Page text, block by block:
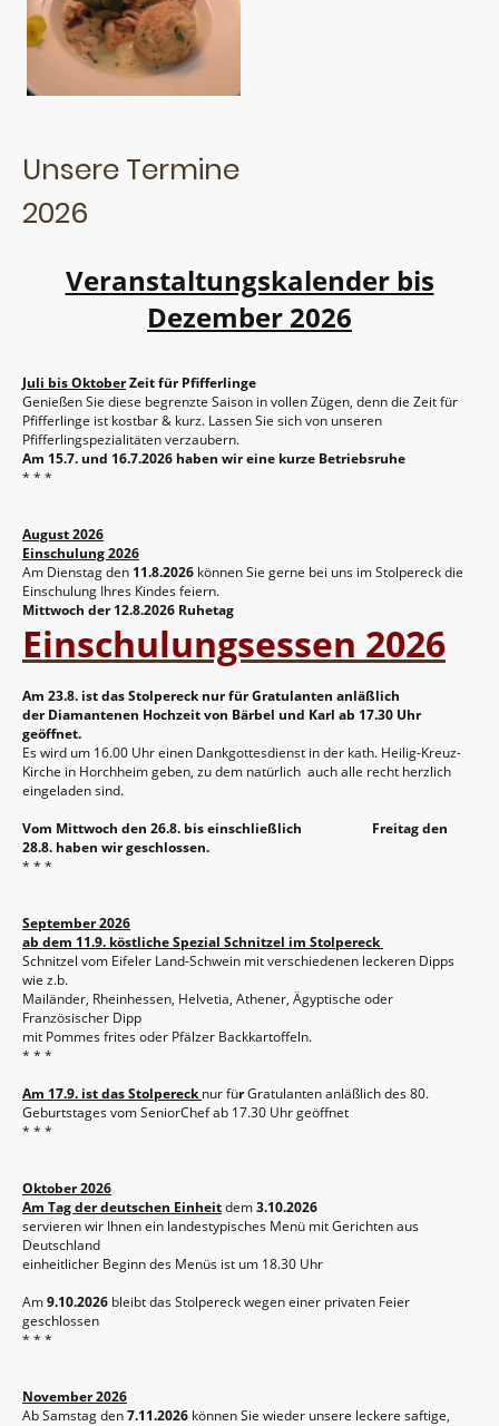
Unsere Termine
2026
Veranstaltungskalender bis
Dezember 2026
Juli bis OktoberZeit für Pfifferlinge
Genießen Sie diese begrenzte Saison in vollen Zügen, denn die Zeit für
Pfifferlinge ist kostbar & kurz. Lassen Sie sich von unseren
Pfifferlingspezialitäten verzaubern.
Am 15.7. und 16.7.2026 haben wir eine kurze Betriebsruhe
* * *
August 2026
Einschulung 2026
Am Dienstag den 11.8.2026 können Sie gerne bei uns im Stolpereck die
Einschulung Ihres Kindes feiern.
Mittwoch der 12.8.2026 Ruhetag
Einschulungsessen 2026
Am 23.8. ist das Stolpereck nur für Gratulanten anläßlich
der Diamantenen Hochzeit von Bärbel und Karl ab 17.30 Uhr
geöffnet.
Es wird um 16.00 Uhr einen Dankgottesdienst in der kath. Heilig-Kreuz-
Kirche in Horchheim geben, zu dem natürlich auch alle recht herzlich
eingeladen sind.
Vom Mittwoch den 26.8. bis einschließlich
Freitag den
28.8. haben wir geschlossen.
* * *
September 2026
ab dem 11.9. köstliche Spezial Schnitzel im Stolpereck
Schnitzel vom Eifeler Land-Schwein mit verschiedenen leckeren Dipps
wie z.b.
Mailänder, Rheinhessen, Helvetia, Athener, Ägyptische oder
Französischer Dipp
mit Pommes frites oder Pfälzer Backkartoffeln.
* * *
Am 17.9. ist das Stolperecknur fürGratulanten anläßlich des 80.
Geburtstages vom SeniorChef ab 17.30 Uhr geöffnet
* * *
Oktober 2026
Am Tag der deutschen Einheitdem3.10.2026
servieren wir Ihnen ein landestypisches Menü mit Gerichten aus
Deutschland
einheitlicher Beginn des Menüs ist um 18.30 Uhr
Am9.10.2026 bleibt das Stolpereck wegen einer privaten Feier
geschlossen
* * *
November 2026
Ab Samstag den7.11.2026 können Sie wieder unsere leckere saftige,